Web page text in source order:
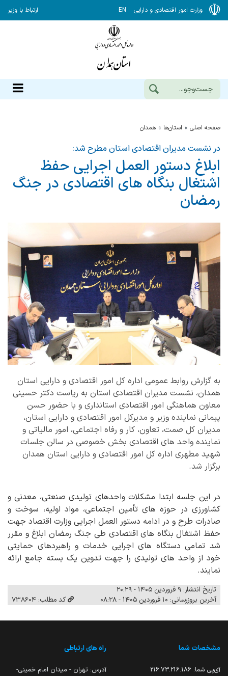
وزارت امور اقتصادی و دارایی EN ارتباط با وزیر
صفحه اصلی استان‌ها همدان
در نشست مدیران اقتصادی استان مطرح شد:
ابلاغ دستور العمل اجرایی حفظ
اشتغال بنگاه های اقتصادی در جنگ
رمضان
به گزارش روابط‌ عمومی اداره کل امور اقتصادی و دارایی استان
همدان، نشست مدیران اقتصادی استان به ریاست دکتر حسینی
معاون هماهنگی امور اقتصادی استانداری و با حضور حسن
پیمانی نماینده وزیر و مدیرکل امور اقتصادی و دارایی استان،
مدیران کل صمت، تعاون، کار و رفاه اجتماعی، امور مالیاتی و
نماینده واحد های اقتصادی بخش خصوصی در سالن جلسات
شهید مطهری اداره کل امور اقتصادی و دارایی استان همدان
برگزار شد.
در این جلسه ابتدا مشکلات واحدهای تولیدی صنعتی، معدنی و
کشاورزی در حوزه های تأمین اجتماعی، مواد اولیه، سوخت و
صادرات طرح و در ادامه دستور العمل اجرایی وزارت اقتصاد جهت
حفظ اشتغال بنگاه های اقتصادی طی جنگ رمضان ابلاغ و مقرر
شد تمامی دستگاه های اجرایی خدمات و راهبردهای حمایتی
خود از واحد های تولیدی را جهت تدوین یک بسته جامع ارائه
نمایند.
تاریخ انتشار: ۹ فروردین ۱۴۰۵ - ۲۰:۲۹
آخرین بروزرسانی: ۱۰ فروردین ۱۴۰۵ - ۰۸:۲۸
کد مطلب: 738604
مشخصات شما
آی‌پی شما: 216.73.216.186
راه های ارتباطی
آدرس: تهران - میدان امام خمینی-